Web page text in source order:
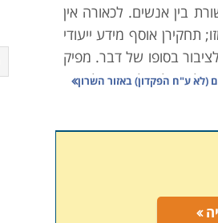
בין אנשים. לכאורה אין
אוסף מידע ייעודי
בסופו של דבר. מפיק
הלקוח לקהל רב, על מנת
(לא ע"ח הפקדון) באזור השרון